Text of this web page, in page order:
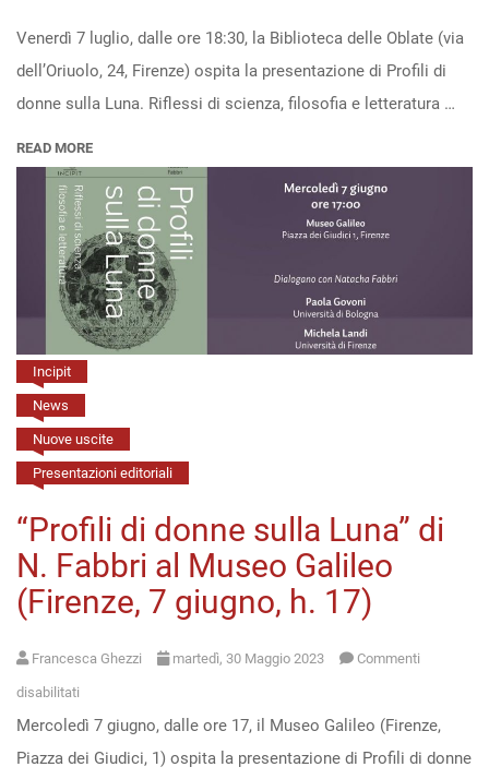
“Profili
di
donne
Luna”
Biblioteca
7
luglio,
h.
18:30)
Venerdì 7 luglio, dalle ore 18:30, la Biblioteca delle Oblate (via
dell’Oriuolo, 24, Firenze) ospita la presentazione di Profili di
donne sulla Luna. Riflessi di scienza, filosofia e letteratura …
READ MORE
Incipit
News
Nuove uscite
Presentazioni editoriali
“Profili di donne sulla Luna” di
N. Fabbri al Museo Galileo
(Firenze, 7 giugno, h. 17)
Francesca Ghezzi martedì, 30 Maggio 2023 Commenti
disabilitati
“Profili
di
Mercoledì 7 giugno, dalle ore 17, il Museo Galileo (Firenze,
Piazza dei Giudici, 1) ospita la presentazione di Profili di donne